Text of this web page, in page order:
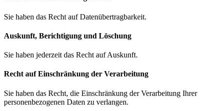
Sie haben das Recht auf Datenübertragbarkeit.
Auskunft, Berichtigung und Löschung
Sie haben jederzeit das Recht auf Auskunft.
Recht auf Einschränkung der Verarbeitung
Sie haben das Recht, die Einschränkung der Verarbeitung Ihrer
personenbezogenen Daten zu verlangen.